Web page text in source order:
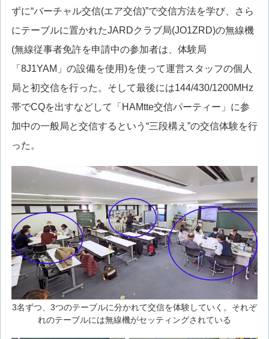
ずに“バーチャル交信(エア交信)”で交信方法を学び、さら
にテーブルに置かれたJARDクラブ局(JO1ZRD)の無線機
(無線従事者免許を申請中の参加者は、体験局
「8J1YAM」の設備を使用)を使って運営スタッフの個人
局と初交信を行った。そして最後には144/430/1200MHz
帯でCQを出すなどして「HAMtte交信パーティー」に参
加中の一般局と交信するという“三段構え”の交信体験を行
った。
3名ずつ、3つのテーブルに分かれて交信を体験していく。それぞ
れのテーブルには無線機がセッティングされている